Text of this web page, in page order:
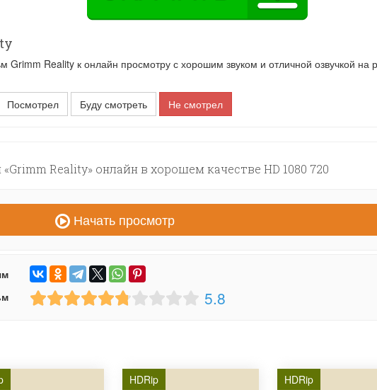
Reality к онлайн просмотру с хорошим звуком и отличной озвучкой на
Посмотрел
Буду смотреть Не смотрел
Reality» онлайн в хорошем качестве HD 1080 720
Начать просмотр
5.8
HDRip HDRip